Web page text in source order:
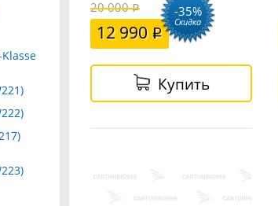
20 000
12 990
-35%
Скидка
Купить